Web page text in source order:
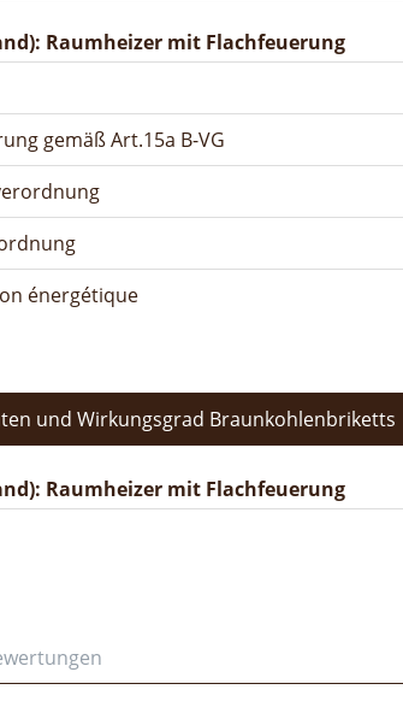
Raumheizer mit Flachfeuerung
gemäß Art.15a B-VG
énergétique
und Wirkungsgrad Braunkohlenbriketts
Raumheizer mit Flachfeuerung